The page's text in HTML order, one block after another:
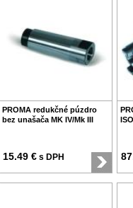
PROMA redukčné púzdro
bez unašača MK IV/Mk III
15.49 € s DPH